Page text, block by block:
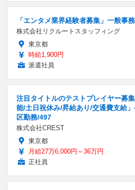
「エンタメ業界経験者募集」一般事
株式会社リクルートスタッフィング
東京都
時給1,900円
派遣社員
注目タイトルのテストプレイヤー募
能/土日祝休み/昇給あり/交通費支給
区勤務/497
株式会社CREST
東京都
月給27万6,000円～36万円
正社員